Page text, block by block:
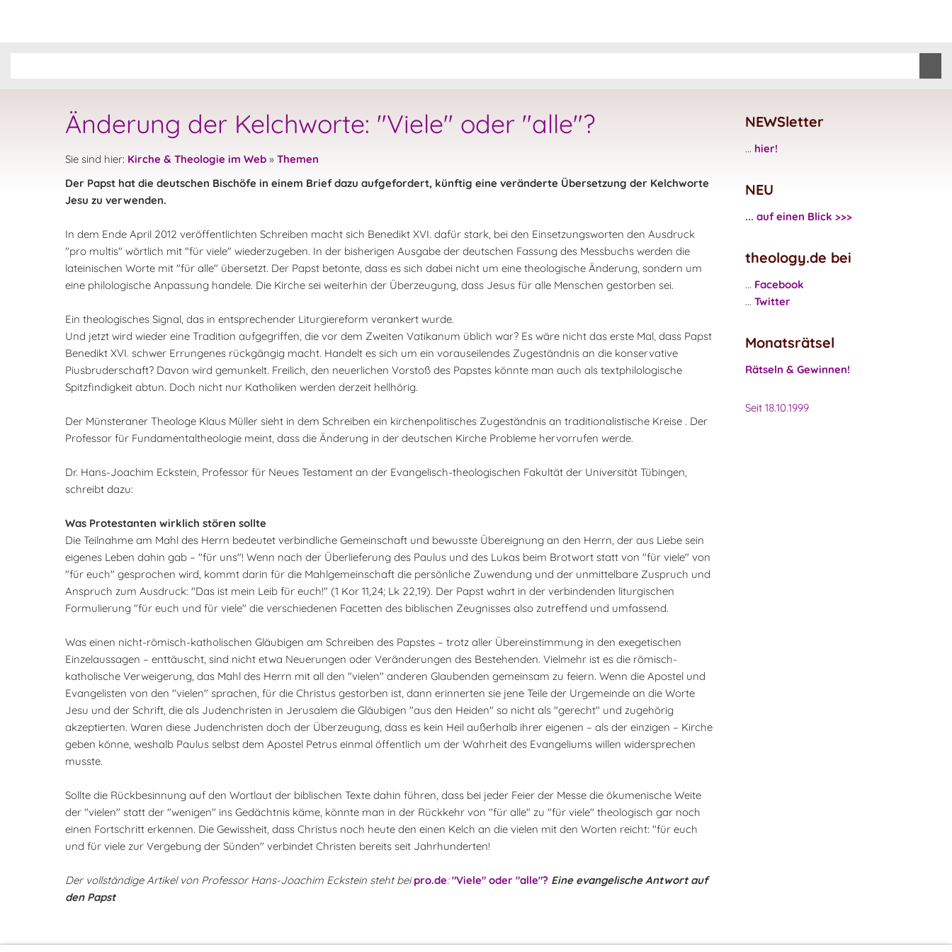
Änderung der Kelchworte: "Viele" oder "alle"?
Sie sind hier: Kirche & Theologie im Web » Themen
Der Papst hat die deutschen Bischöfe in einem Brief dazu aufgefordert, künftig eine veränderte Übersetzung der Kelchworte
Jesu zu verwenden.
In dem Ende April 2012 veröffentlichten Schreiben macht sich Benedikt XVI. dafür stark, bei den Einsetzungsworten den Ausdruck
"pro multis" wörtlich mit "für viele" wiederzugeben. In der bisherigen Ausgabe der deutschen Fassung des Messbuchs werden die
lateinischen Worte mit "für alle" übersetzt. Der Papst betonte, dass es sich dabei nicht um eine theologische Änderung, sondern um
eine philologische Anpassung handele. Die Kirche sei weiterhin der Überzeugung, dass Jesus für alle Menschen gestorben sei.
Ein theologisches Signal, das in entsprechender Liturgiereform verankert wurde.
Und jetzt wird wieder eine Tradition aufgegriffen, die vor dem Zweiten Vatikanum üblich war? Es wäre nicht das erste Mal, dass Papst
Benedikt XVI. schwer Errungenes rückgängig macht. Handelt es sich um ein vorauseilendes Zugeständnis an die konservative
Piusbruderschaft? Davon wird gemunkelt. Freilich, den neuerlichen Vorstoß des Papstes könnte man auch als textphilologische
Spitzfindigkeit abtun. Doch nicht nur Katholiken werden derzeit hellhörig.
Der Münsteraner Theologe Klaus Müller sieht in dem Schreiben ein kirchenpolitisches Zugeständnis an traditionalistische Kreise . Der
Professor für Fundamentaltheologie meint, dass die Änderung in der deutschen Kirche Probleme hervorrufen werde.
Dr. Hans-Joachim Eckstein, Professor für Neues Testament an der Evangelisch-theologischen Fakultät der Universität Tübingen,
schreibt dazu:
Was Protestanten wirklich stören sollte
Die Teilnahme am Mahl des Herrn bedeutet verbindliche Gemeinschaft und bewusste Übereignung an den Herrn, der aus Liebe sein
eigenes Leben dahin gab – "für uns"! Wenn nach der Überlieferung des Paulus und des Lukas beim Brotwort statt von "für viele" von
"für euch" gesprochen wird, kommt darin für die Mahlgemeinschaft die persönliche Zuwendung und der unmittelbare Zuspruch und
Anspruch zum Ausdruck: "Das ist mein Leib für euch!" (1 Kor 11,24; Lk 22,19). Der Papst wahrt in der verbindenden liturgischen
Formulierung "für euch und für viele" die verschiedenen Facetten des biblischen Zeugnisses also zutreffend und umfassend.
Was einen nicht-römisch-katholischen Gläubigen am Schreiben des Papstes – trotz aller Übereinstimmung in den exegetischen
Einzelaussagen – enttäuscht, sind nicht etwa Neuerungen oder Veränderungen des Bestehenden. Vielmehr ist es die römisch-
katholische Verweigerung, das Mahl des Herrn mit all den "vielen" anderen Glaubenden gemeinsam zu feiern. Wenn die Apostel und
Evangelisten von den "vielen" sprachen, für die Christus gestorben ist, dann erinnerten sie jene Teile der Urgemeinde an die Worte
Jesu und der Schrift, die als Judenchristen in Jerusalem die Gläubigen "aus den Heiden" so nicht als "gerecht" und zugehörig
akzeptierten. Waren diese Judenchristen doch der Überzeugung, dass es kein Heil außerhalb ihrer eigenen – als der einzigen – Kirche
geben könne, weshalb Paulus selbst dem Apostel Petrus einmal öffentlich um der Wahrheit des Evangeliums willen widersprechen
musste.
Sollte die Rückbesinnung auf den Wortlaut der biblischen Texte dahin führen, dass bei jeder Feier der Messe die ökumenische Weite
der "vielen" statt der "wenigen" ins Gedächtnis käme, könnte man in der Rückkehr von "für alle" zu "für viele" theologisch gar noch
einen Fortschritt erkennen. Die Gewissheit, dass Christus noch heute den einen Kelch an die vielen mit den Worten reicht: "für euch
und für viele zur Vergebung der Sünden" verbindet Christen bereits seit Jahrhunderten!
Der vollständige Artikel von Professor Hans-Joachim Eckstein steht beipro.de:"Viele" oder "alle"? Eine evangelische Antwort auf
den Papst
NEWSletter
... hier!
NEU
... auf einen Blick >>>
theology.de bei
... Facebook
... Twitter
Monatsrätsel
Rätseln & Gewinnen!
Seit 18.10.1999